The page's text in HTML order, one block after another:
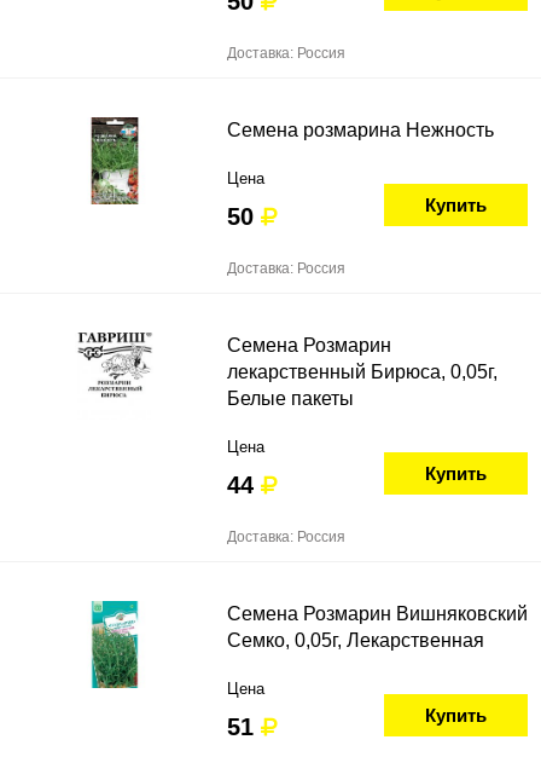
Доставка: Россия
Семена розмарина Нежность
Цена
50 Купить
Доставка: Россия
Семена Розмарин
лекарственный Бирюса, 0,05г,
Белые пакеты
Цена
44 Купить
Доставка: Россия
Семена Розмарин Вишняковский
Семко, 0,05г, Лекарственная
Цена
51 Купить